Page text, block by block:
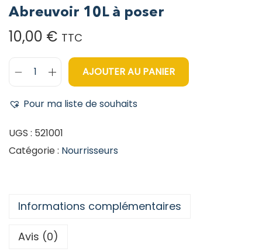
Abreuvoir 10L à poser
10,00 € TTC
AJOUTER AU PANIER
Pour ma liste de souhaits
UGS : 521001
Catégorie : Nourrisseurs
Informations complémentaires
Avis (0)